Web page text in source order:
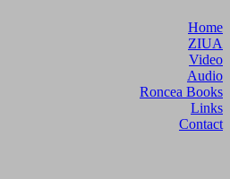
Home
ZIUA
Video
Audio
Roncea Books
Links
Contact